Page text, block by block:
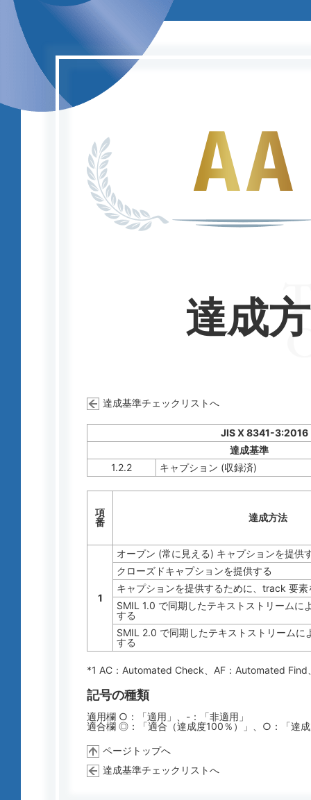
達成
達成基準チェックリストへ
JIS X 8341-
達成基準
1.2.2
キャプション (収録済)
項
番
達成方法
1
オープン (常に見える) キャプションを提供
クローズドキャプションを提供する
キャプションを提供するために、track 要素
SMIL 1.0 で同期したテキストストリームに
する
SMIL 2.0 で同期したテキストストリームに
する
*1 AC： Automated Check 、AF： Automated Find
記号の種類
適用欄 ○：「適用」、-：「非適用」
適合欄 ◎：「適合（達成度100％）」、○：「達
ページトップへ
達成基準チェックリストへ